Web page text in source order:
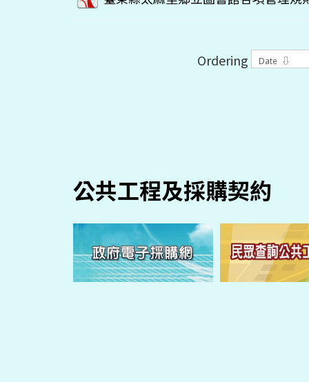
Ordering
公共工程及採購契約